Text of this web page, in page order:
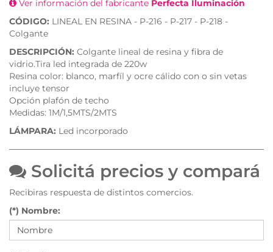
Ver información del fabricante Perfecta Iluminación
CÓDIGO: LINEAL EN RESINA - P-216 - P-217 - P-218 -
Colgante
DESCRIPCIÓN: Colgante lineal de resina y fibra de
vidrio.Tira led integrada de 220w
Resina color: blanco, marfíl y ocre cálido con o sin vetas
incluye tensor
Opción plafón de techo
Medidas: 1M/1,5MTS/2MTS
LÁMPARA: Led incorporado
Solicitá precios y compará
Recibiras respuesta de distintos comercios.
(*) Nombre: